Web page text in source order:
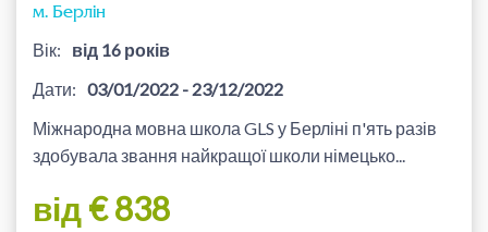
м. Берлін
Вік:
від 16 років
Дати: 03/01/2022 - 23/12/2022
Міжнародна мовна школа GLS у Берліні п'ять разів
здобувала звання найкращої школи німецько...
від € 838